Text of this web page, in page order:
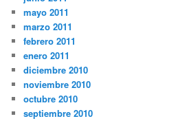
mayo 2011
marzo 2011
febrero 2011
enero 2011
diciembre 2010
noviembre 2010
octubre 2010
septiembre 2010